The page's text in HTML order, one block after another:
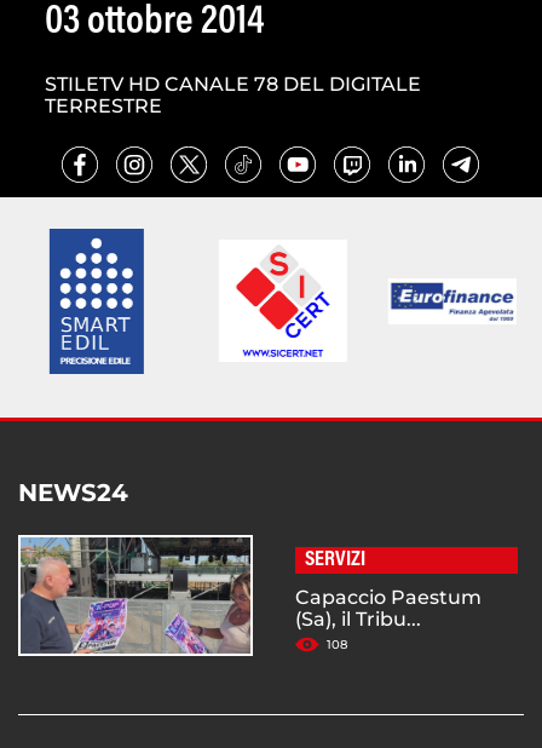
03 ottobre 2014
STILETV HD CANALE 78 DEL DIGITALE
TERRESTRE
NEWS24
SERVIZI
Capaccio Paestum
(Sa), il Tribu...
108